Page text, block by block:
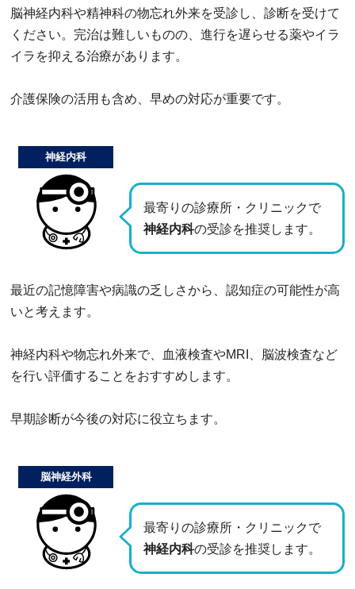
脳神経内科や精神科の物忘れ外来を受診し、診断を受けて
ください。完治は難しいものの、進行を遅らせる薬やイラ
イラを抑える治療があります。
介護保険の活用も含め、早めの対応が重要です。
最寄りの診療所・クリニックで
神経内科の受診を推奨します。
神経内科
最近の記憶障害や病識の乏しさから、認知症の可能性が高
いと考えます。
神経内科や物忘れ外来で、血液検査やMRI、脳波検査など
を行い評価することをおすすめします。
早期診断が今後の対応に役立ちます。
最寄りの診療所・クリニックで
神経内科の受診を推奨します。
脳神経外科